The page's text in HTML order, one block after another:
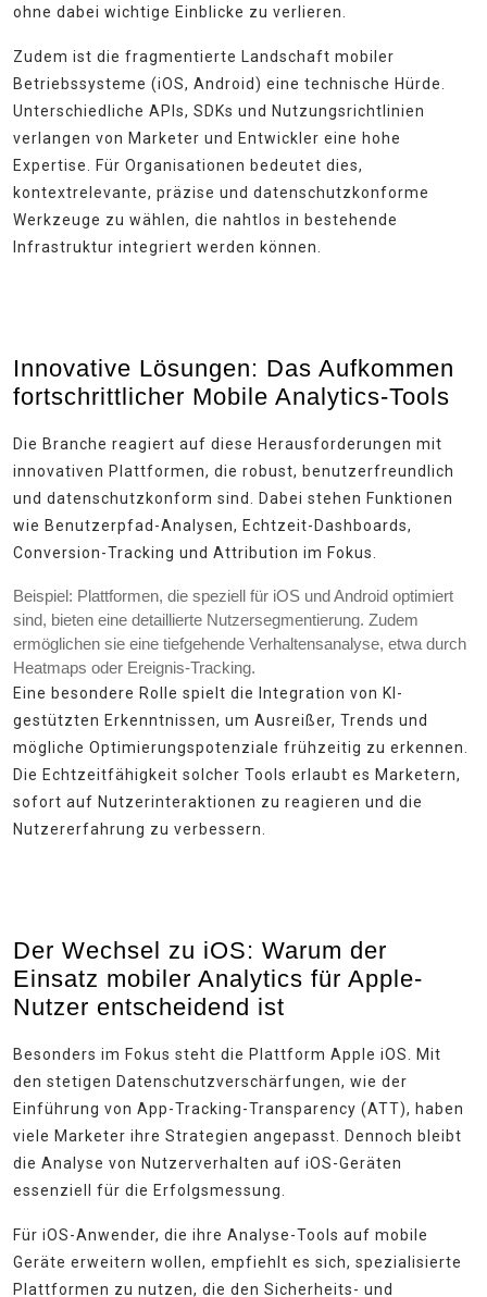
ohne dabei wichtige Einblicke zu verlieren.
Zudem ist die fragmentierte Landschaft mobiler
Betriebssysteme (iOS, Android) eine technische Hürde.
Unterschiedliche APIs, SDKs und Nutzungsrichtlinien
verlangen von Marketer und Entwickler eine hohe
Expertise. Für Organisationen bedeutet dies,
kontextrelevante, präzise und datenschutzkonforme
Werkzeuge zu wählen, die nahtlos in bestehende
Infrastruktur integriert werden können.
Innovative Lösungen: Das Aufkommen
fortschrittlicher Mobile Analytics-Tools
Die Branche reagiert auf diese Herausforderungen mit
innovativen Plattformen, die robust, benutzerfreundlich
und datenschutzkonform sind. Dabei stehen Funktionen
wie Benutzerpfad-Analysen, Echtzeit-Dashboards,
Conversion-Tracking und Attribution im Fokus.
Beispiel: Plattformen, die speziell für iOS und Android optimiert
sind, bieten eine detaillierte Nutzersegmentierung. Zudem
ermöglichen sie eine tiefgehende Verhaltensanalyse, etwa durch
Heatmaps oder Ereignis-Tracking.
Eine besondere Rolle spielt die Integration von KI-
gestützten Erkenntnissen, um Ausreißer, Trends und
mögliche Optimierungspotenziale frühzeitig zu erkennen.
Die Echtzeitfähigkeit solcher Tools erlaubt es Marketern,
sofort auf Nutzerinteraktionen zu reagieren und die
Nutzererfahrung zu verbessern.
Der Wechsel zu iOS: Warum der
Einsatz mobiler Analytics für Apple-
Nutzer entscheidend ist
Besonders im Fokus steht die Plattform Apple iOS. Mit
den stetigen Datenschutzverschärfungen, wie der
Einführung von App-Tracking-Transparency (ATT), haben
viele Marketer ihre Strategien angepasst. Dennoch bleibt
die Analyse von Nutzerverhalten auf iOS-Geräten
essenziell für die Erfolgsmessung.
Für iOS-Anwender, die ihre Analyse-Tools auf mobile
Geräte erweitern wollen, empfiehlt es sich, spezialisierte
Plattformen zu nutzen, die den Sicherheits- und